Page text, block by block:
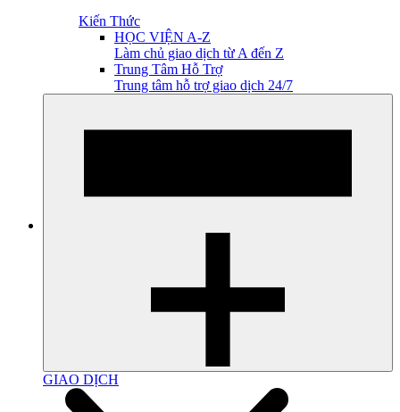
Kiến Thức
HỌC VIỆN A-Z
Làm chủ giao dịch từ A đến Z
Trung Tâm Hỗ Trợ
Trung tâm hỗ trợ giao dịch 24/7
GIAO DỊCH